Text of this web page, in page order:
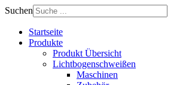
Suchen
Startseite
Produkte
Produkt Übersicht
Lichtbogenschweißen
Maschinen